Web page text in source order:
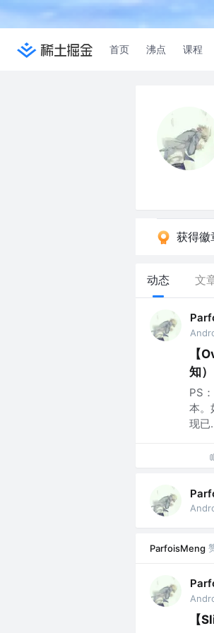
首页 沸点 课程
获得徽
动态 文
【
知）
PS
本。
现已
ParfoisMeng
【